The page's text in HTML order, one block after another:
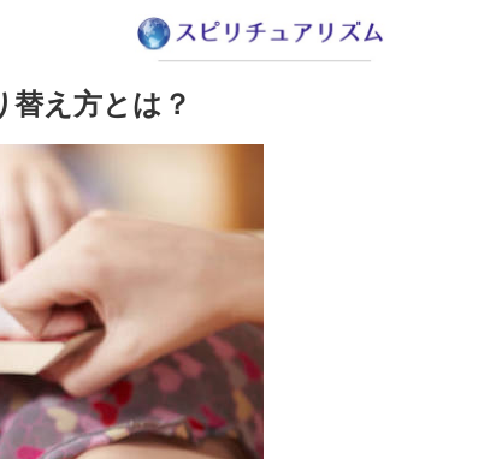
替え方とは？